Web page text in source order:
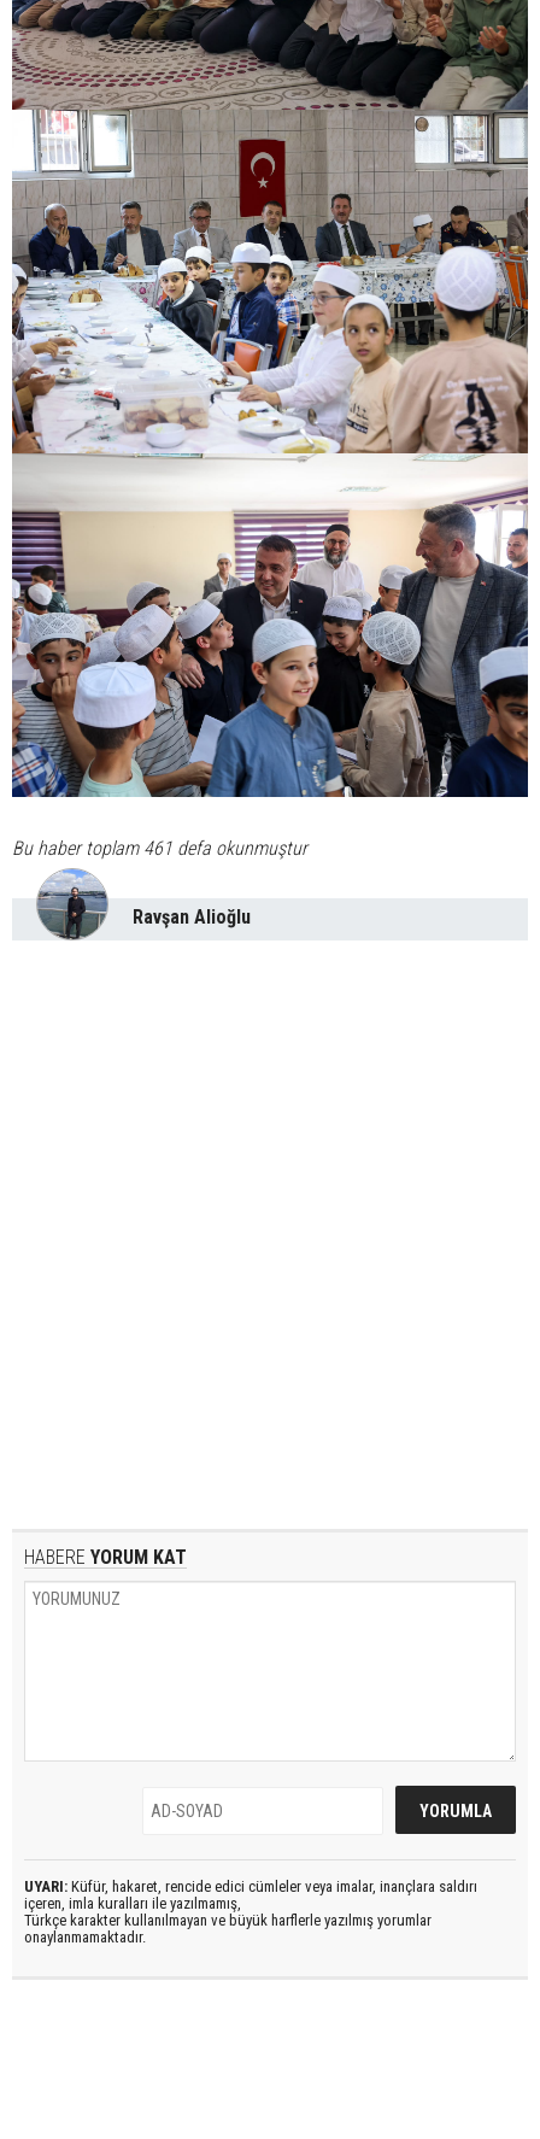
Bu haber toplam 461 defa okunmuştur
Ravşan Alioğlu
HABERE YORUM KAT
UYARI: Küfür, hakaret, rencide edici cümleler veya imalar, inançlara saldırı
içeren, imla kuralları ile yazılmamış,
Türkçe karakter kullanılmayan ve büyük harflerle yazılmış yorumlar
onaylanmamaktadır.